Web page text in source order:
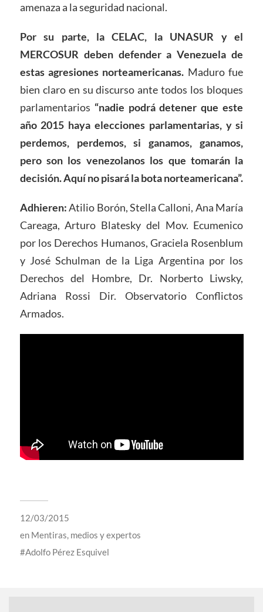
amenaza a la seguridad nacional.
Por su parte, la CELAC, la UNASUR y el
MERCOSUR deben defender a Venezuela de
estas agresiones norteamericanas. Maduro fue
bien claro en su discurso ante todos los bloques
parlamentarios “nadie podrá detener que este
año 2015 haya elecciones parlamentarias, y si
perdemos, perdemos, si ganamos, ganamos,
pero son los venezolanos los que tomarán la
decisión. Aquí no pisará la bota norteamericana”.
Adhieren:Atilio Borón, Stella Calloni, Ana María
Careaga, Arturo Blatesky del Mov. Ecumenico
por los Derechos Humanos, Graciela Rosenblum
y José Schulman de la Liga Argentina por los
Derechos del Hombre, Dr. Norberto Liwsky,
Adriana Rossi Dir. Observatorio Conflictos
Armados.
12/03/2015
en Mentiras, medios y expertos
Adolfo Pérez Esquivel